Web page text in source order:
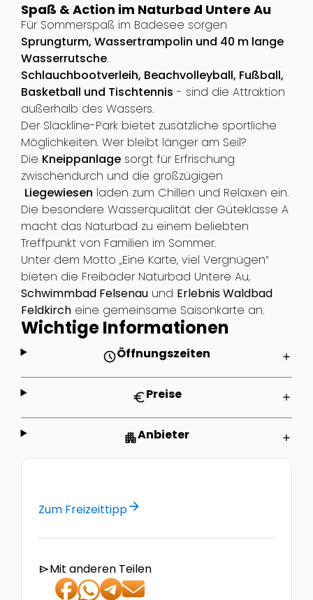
Spaß & Action im Naturbad Untere Au
Für Sommerspaß im Badesee sorgen
Sprungturm, Wassertrampolin und 40 m lange
Wasserrutsche.
Schlauchbootverleih, Beachvolleyball, Fußball,
Basketball und Tischtennis - sind die Attraktion
außerhalb des Wassers.
Der Slackline-Park bietet zusätzliche sportliche
Möglichkeiten. Wer bleibt länger am Seil?
Die Kneippanlagesorgt für Erfrischung
zwischendurch und die großzügigen
Liegewiesen laden zum Chillen und Relaxen ein.
Die besondere Wasserqualität der Güteklasse A
macht das Naturbad zu einem beliebten
Treffpunkt von Familien im Sommer.
Unter dem Motto „Eine Karte, viel Vergnügen“
bieten die Freibäder Naturbad Untere Au,
Schwimmbad Felsenauund Erlebnis Waldbad
Feldkircheine gemeinsame Saisonkarte an.
Wichtige Informationen
scheduleÖffnungszeiten add
euroPreise add
apartmentAnbieter add
Zum Freizeittipparrow_forward
sendMit anderen Teilen